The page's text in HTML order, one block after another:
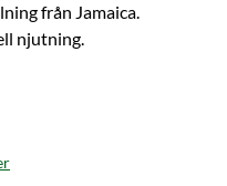
från Jamaica.
njutning.